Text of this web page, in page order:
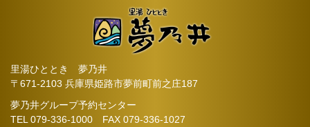
里湯ひととき 夢乃井
〒671-2103 兵庫県姫路市夢前町前之庄187
夢乃井グループ予約センター
TEL 079-336-1000 FAX 079-336-1027